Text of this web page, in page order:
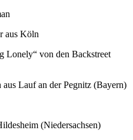
aus Köln
Lonely“ von den Backstreet
aus Lauf an der Pegnitz (Bayern)
(Niedersachsen)